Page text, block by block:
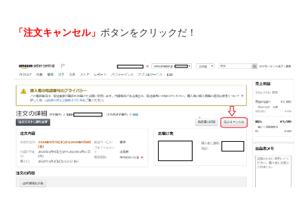
「注文キャンセル」 ボタンをクリックだ！